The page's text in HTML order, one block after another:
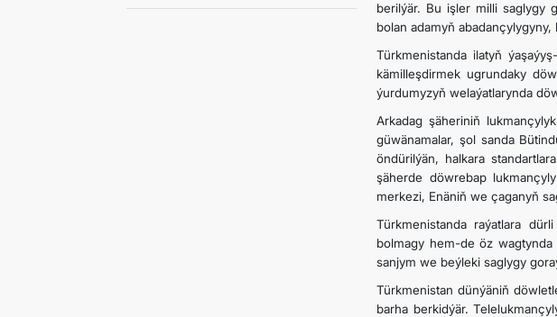
berilýär. Bu işler milli saglygy
bolan adamyň
Türkmenistanda ilatyň
kämilleşdirmek ugrundaky
ýurdumyzyň welaýatlarynda
Arkadag şäheriniň
güwänamalar, şol sanda
öndürilýän, halkara
şäherde döwrebap
merkezi, Enäniň we çaganyň
Türkmenistanda raýatlara
bolmagy hem-de öz
sanjym we beýleki saglygy
Türkmenistan dünýäniň
barha berkidýär.